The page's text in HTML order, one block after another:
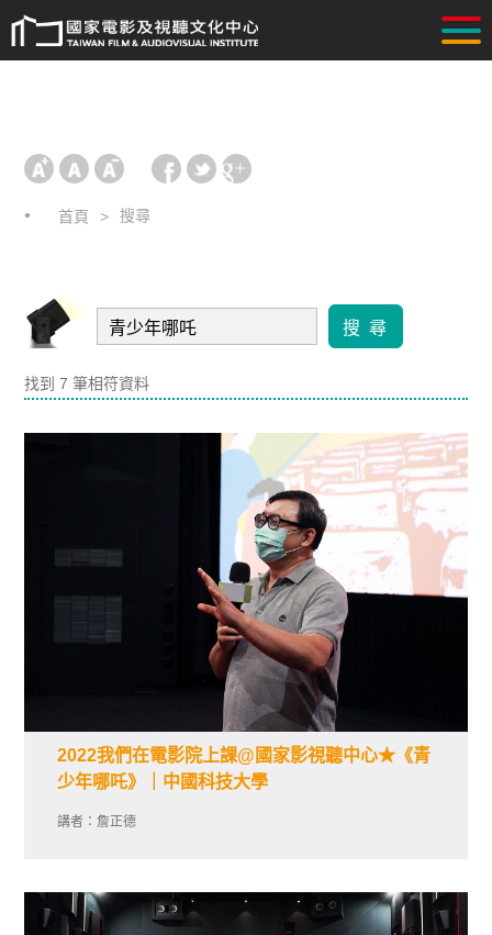
首頁 搜尋
搜 尋
找到 7 筆相符資料
2022我們在電影院上課@國家影視聽中心★《青
少年哪吒》｜中國科技大學
講者：詹正德